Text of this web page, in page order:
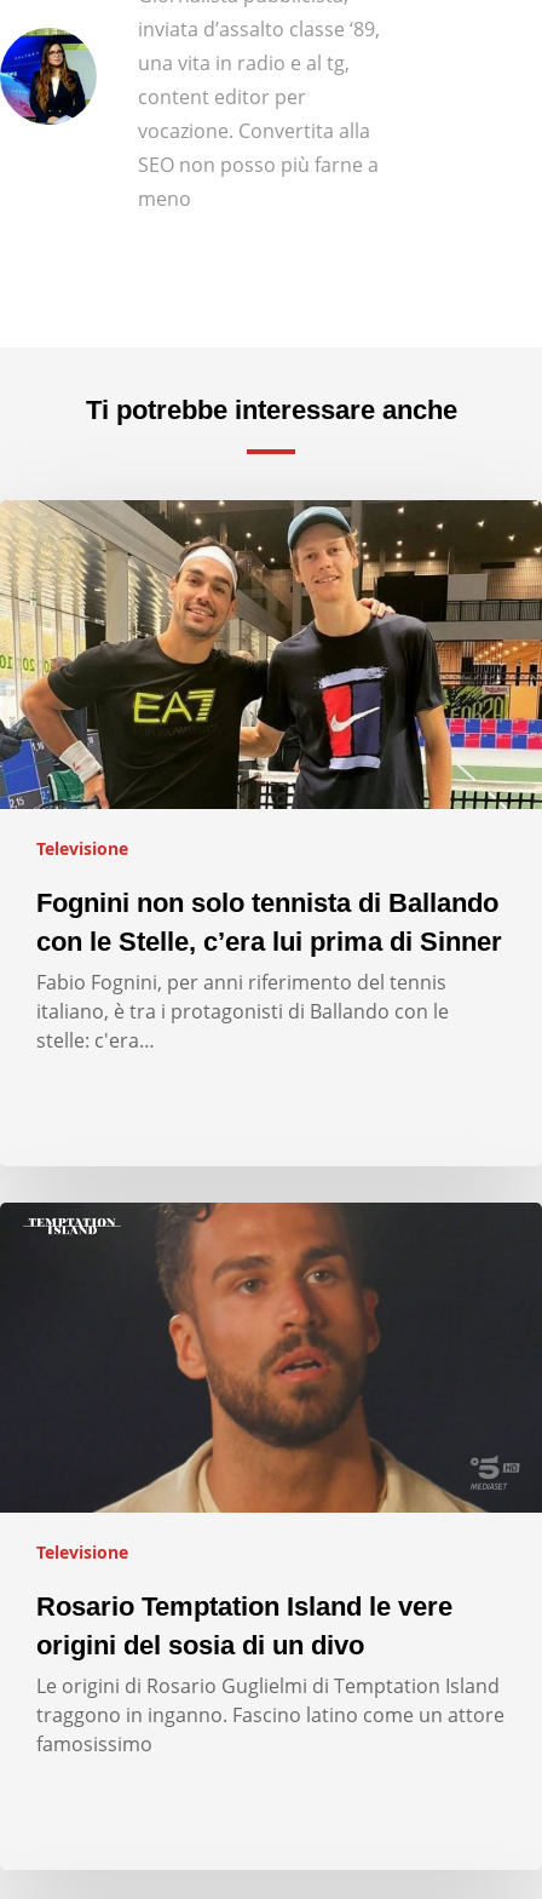
inviata d’assalto classe ‘89,
una vita in radio e al tg,
content editor per
vocazione. Convertita alla
SEO non posso più farne a
meno
Ti potrebbe interessare anche
Televisione
Fognini non solo tennista di Ballando
con le Stelle, c’era lui prima di Sinner
Fabio Fognini, per anni riferimento del tennis
italiano, è tra i protagonisti di Ballando con le
stelle: c'era…
Televisione
Rosario Temptation Island le vere
origini del sosia di un divo
Le origini di Rosario Guglielmi di Temptation Island
traggono in inganno. Fascino latino come un attore
famosissimo